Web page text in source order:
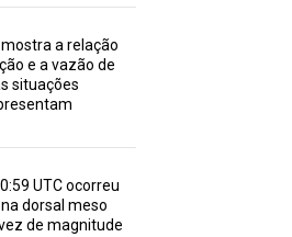
a relação
e a vazão de
situações
UTC ocorreu
dorsal meso
de magnitude